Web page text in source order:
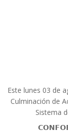
Este lunes 03 de
Culminación de
Sistema